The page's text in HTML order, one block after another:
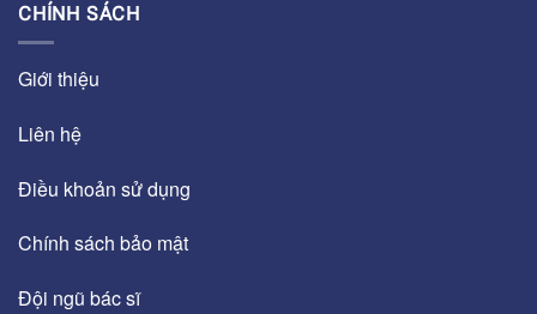
CHÍNH SÁCH
Giới thiệu
Liên hệ
Điều khoản sử dụng
Chính sách bảo mật
Đội ngũ bác sĩ